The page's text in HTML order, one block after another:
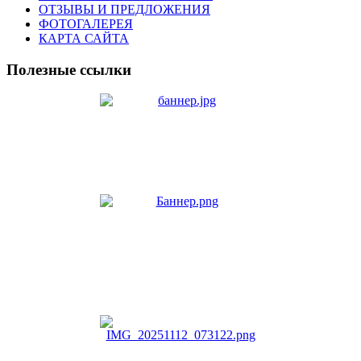
ОТЗЫВЫ И ПРЕДЛОЖЕНИЯ
ФОТОГАЛЕРЕЯ
КАРТА САЙТА
Полезные ссылки